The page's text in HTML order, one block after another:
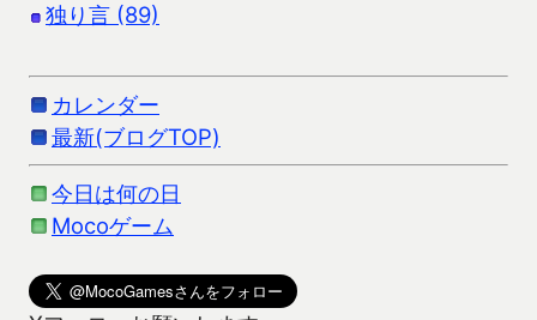
独り言 (89)
カレンダー
最新(ブログTOP)
今日は何の日
Mocoゲーム